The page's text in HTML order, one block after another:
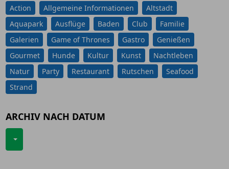
Action Allgemeine Informationen
Altstadt
Aquapark
Ausflüge Baden Club
Familie
Galerien
Game of Thrones Gastro
Genießen
Gourmet
Hunde Kultur Kunst
Nachtleben
Natur
Party Restaurant Rutschen
Seafood
Strand
ARCHIV NACH DATUM